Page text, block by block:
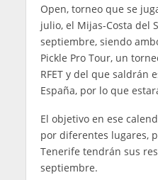
Open, torneo que se
julio, el Mijas-Costa del
septiembre, siendo
Pickle Pro Tour, un
RFET y del que saldrán
España, por lo que
El objetivo en ese
por diferentes lugares,
Tenerife tendrán sus
septiembre.